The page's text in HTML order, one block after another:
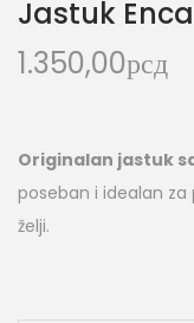
Jastuk
1.350,00рсд
Originalan jastuk
poseban i idealan
želji.